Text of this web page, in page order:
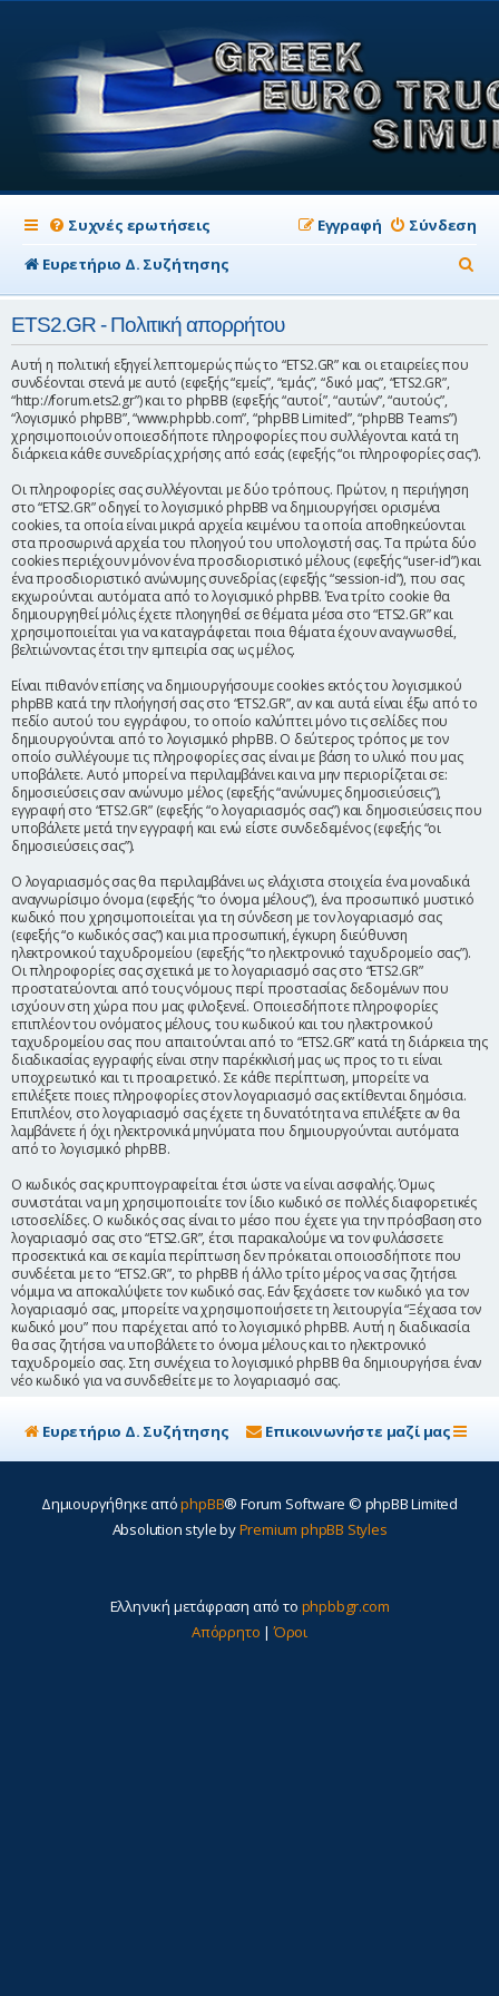
Συχνές ερωτήσεις Σύνδεση
Εγγραφή
Ευρετήριο Δ. Συζήτησης
ν
η
ETS2.GR - Πολιτική απορρήτου
Αυτή η πολιτική εξηγεί λεπτομερώς πώς το “ETS2.GR” και οι εταιρείες που
συνδέονται στενά με αυτό (εφεξής “εμείς”, “εμάς”, “δικό μας”, “ETS2.GR”,
“http://forum.ets2.gr”) και το phpBB (εφεξής “αυτοί”, “αυτών”, “αυτούς”,
“λογισμικό phpBB”, “www.phpbb.com”, “phpBB Limited”, “phpBB Teams”)
χρησιμοποιούν οποιεσδήποτε πληροφορίες που συλλέγονται κατά τη
διάρκεια κάθε συνεδρίας χρήσης από εσάς (εφεξής “οι πληροφορίες σας”).
Οι πληροφορίες σας συλλέγονται με δύο τρόπους. Πρώτον, η περιήγηση
στο “ETS2.GR” οδηγεί το λογισμικό phpBB να δημιουργήσει ορισμένα
cookies, τα οποία είναι μικρά αρχεία κειμένου τα οποία αποθηκεύονται
στα προσωρινά αρχεία του πλοηγού του υπολογιστή σας. Τα πρώτα δύο
cookies περιέχουν μόνον ένα προσδιοριστικό μέλους (εφεξής “user-id”) και
ένα προσδιοριστικό ανώνυμης συνεδρίας (εφεξής “session-id”), που σας
εκχωρούνται αυτόματα από το λογισμικό phpBB. Ένα τρίτο cookie θα
δημιουργηθεί μόλις έχετε πλοηγηθεί σε θέματα μέσα στο “ETS2.GR” και
χρησιμοποιείται για να καταγράφεται ποια θέματα έχουν αναγνωσθεί,
βελτιώνοντας έτσι την εμπειρία σας ως μέλος.
Είναι πιθανόν επίσης να δημιουργήσουμε cookies εκτός του λογισμικού
phpBB κατά την πλοήγησή σας στο “ETS2.GR”, αν και αυτά είναι έξω από το
πεδίο αυτού του εγγράφου, το οποίο καλύπτει μόνο τις σελίδες που
δημιουργούνται από το λογισμικό phpBB. Ο δεύτερος τρόπος με τον
οποίο συλλέγουμε τις πληροφορίες σας είναι με βάση το υλικό που μας
υποβάλετε. Αυτό μπορεί να περιλαμβάνει και να μην περιορίζεται σε:
δημοσιεύσεις σαν ανώνυμο μέλος (εφεξής “ανώνυμες δημοσιεύσεις”),
εγγραφή στο “ETS2.GR” (εφεξής “ο λογαριασμός σας”) και δημοσιεύσεις που
υποβάλετε μετά την εγγραφή και ενώ είστε συνδεδεμένος (εφεξής “οι
δημοσιεύσεις σας”).
Ο λογαριασμός σας θα περιλαμβάνει ως ελάχιστα στοιχεία ένα μοναδικά
αναγνωρίσιμο όνομα (εφεξής “το όνομα μέλους”), ένα προσωπικό μυστικό
κωδικό που χρησιμοποιείται για τη σύνδεση με τον λογαριασμό σας
(εφεξής “ο κωδικός σας”) και μια προσωπική, έγκυρη διεύθυνση
ηλεκτρονικού ταχυδρομείου (εφεξής “το ηλεκτρονικό ταχυδρομείο σας”).
Οι πληροφορίες σας σχετικά με το λογαριασμό σας στο “ETS2.GR”
προστατεύονται από τους νόμους περί προστασίας δεδομένων που
ισχύουν στη χώρα που μας φιλοξενεί. Οποιεσδήποτε πληροφορίες
επιπλέον του ονόματος μέλους, του κωδικού και του ηλεκτρονικού
ταχυδρομείου σας που απαιτούνται από το “ETS2.GR” κατά τη διάρκεια της
διαδικασίας εγγραφής είναι στην παρέκκλισή μας ως προς το τι είναι
υποχρεωτικό και τι προαιρετικό. Σε κάθε περίπτωση, μπορείτε να
επιλέξετε ποιες πληροφορίες στον λογαριασμό σας εκτίθενται δημόσια.
Επιπλέον, στο λογαριασμό σας έχετε τη δυνατότητα να επιλέξετε αν θα
λαμβάνετε ή όχι ηλεκτρονικά μηνύματα που δημιουργούνται αυτόματα
από το λογισμικό phpBB.
Ο κωδικός σας κρυπτογραφείται έτσι ώστε να είναι ασφαλής. Όμως
συνιστάται να μη χρησιμοποιείτε τον ίδιο κωδικό σε πολλές διαφορετικές
ιστοσελίδες. Ο κωδικός σας είναι το μέσο που έχετε για την πρόσβαση στο
λογαριασμό σας στο “ETS2.GR”, έτσι παρακαλούμε να τον φυλάσσετε
προσεκτικά και σε καμία περίπτωση δεν πρόκειται οποιοσδήποτε που
συνδέεται με το “ETS2.GR”, το phpBB ή άλλο τρίτο μέρος να σας ζητήσει
νόμιμα να αποκαλύψετε τον κωδικό σας. Εάν ξεχάσετε τον κωδικό για τον
λογαριασμό σας, μπορείτε να χρησιμοποιήσετε τη λειτουργία “Ξέχασα τον
κωδικό μου” που παρέχεται από το λογισμικό phpBB. Αυτή η διαδικασία
θα σας ζητήσει να υποβάλετε το όνομα μέλους και το ηλεκτρονικό
ταχυδρομείο σας. Στη συνέχεια το λογισμικό phpBB θα δημιουργήσει έναν
νέο κωδικό για να συνδεθείτε με το λογαριασμό σας.
Ευρετήριο Δ. Συζήτησης Επικοινωνήστε μαζί μας
Δημιουργήθηκε απόphpBB® Forum Software © phpBB Limited
Absolution style byPremium phpBB Styles
Ελληνική μετάφραση από το phpbbgr.com
Απόρρητο |Όροι